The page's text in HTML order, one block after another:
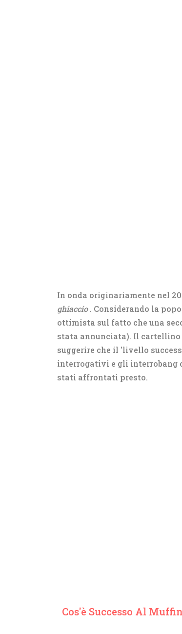
In onda originariamente nel
ghiaccio. Considerando la
ottimista sul fatto che una
stata annunciata). Il
suggerire che il 'livello
interrogativi e gli interrobang
stati affrontati presto.
Cos'è Successo Al